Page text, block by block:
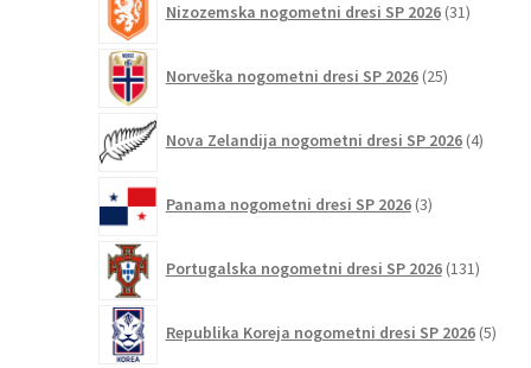
Nizozemska nogometni dresi SP 2026 31izdelkov
Norveška nogometni dresi SP 2026 25izdelkov
Nova Zelandija nogometni dresi SP 2026 4izdelki
Panama nogometni dresi SP 2026 3izdelki
Portugalska nogometni dresi SP 2026 131
Republika Koreja nogometni dresi SP 2026 5